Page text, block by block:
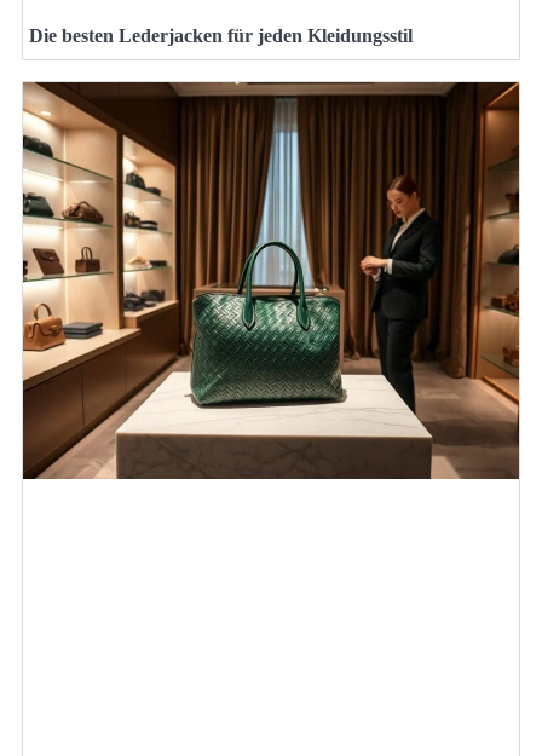
Die besten Lederjacken für jeden Kleidungsstil